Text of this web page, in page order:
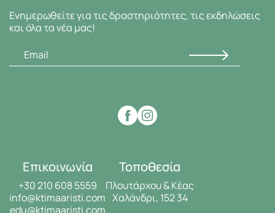
Ενημερωθείτε για τις δραστηριότητες, τις εκδηλώσεις
και όλα τα νέα μας!
Επικοινωνία
+30 210 608 5559
info@ktimaaristi.com
edu@ktimaaristi.com
Τοποθεσία
Πλουτάρχου & Κέας
Χαλάνδρι, 152 34